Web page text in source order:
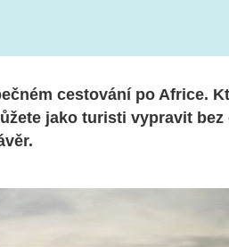
cestování po Africe.
jako turisti vypravit bez